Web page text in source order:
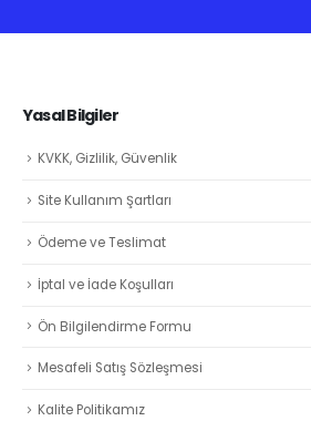
Yasal Bilgiler
KVKK, Gizlilik, Güvenlik
Site Kullanım Şartları
Ödeme ve Teslimat
İptal ve İade Koşulları
Ön Bilgilendirme Formu
Mesafeli Satış Sözleşmesi
Kalite Politikamız